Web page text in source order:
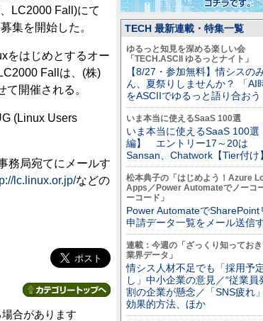
LC2000 Fall)にて
集を開始した。
をはじめとするオー
Fallは、(株)
開催される。
(Linux Users
務局宛てにメールす
lc.linux.or.jp/などの
合があります
TECH 最新連載・特集一覧
ゆるっと知見を深める楽しい会
「TECH.ASCII ゆるっとナイト」
【8/27・参加無料】情シスの
ん、夏祭りしませんか？ 「AI
をASCIIでゆるっと語り合おう
いま本当に使えるSaaS 100選
いま本当に使えるSaaS 100選
編】 エントリー17～20は
Sansan、Chatwork【Tier付け】
松本典子の「はじめよう！Azure
Apps／Power Automateでノーコ
ーコード」
Power AutomateでSharePoint
申請データ一覧をメール送信
連載：今週の「ざっくり知ってお
業界データ」
情シス人材不足でも「採用予
し」中小企業の意見／“従業員
割の企業が懸念／「SNS疲れ
効果的方法、ほか